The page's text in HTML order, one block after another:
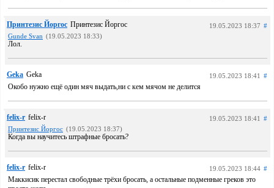
Принтезис Йоргос Принтезис Йоргос 19.05.2023 18:37 #
Gunde Svan (19.05.2023 18:33)
Лол.
Geka Geka 19.05.2023 18:41 #
Окобо нужно ещё один мяч выдать,ни с кем мячом не делится
felix-r felix-r 19.05.2023 18:41
#
Принтезис Йоргос (19.05.2023 18:37)
Когда вы научитесь штрафные бросать?
felix-r felix-r 19.05.2023 18:44 #
Маккисик перестал свободные трёхи бросать, а остальные подменные греков это